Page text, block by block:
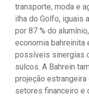
transporte, moda e
ilha do Golfo, iguais
por 87 % do
economia bahreinita
possíveis sinergias
sulcos. A Bahrein
projeção
setores financeiro e